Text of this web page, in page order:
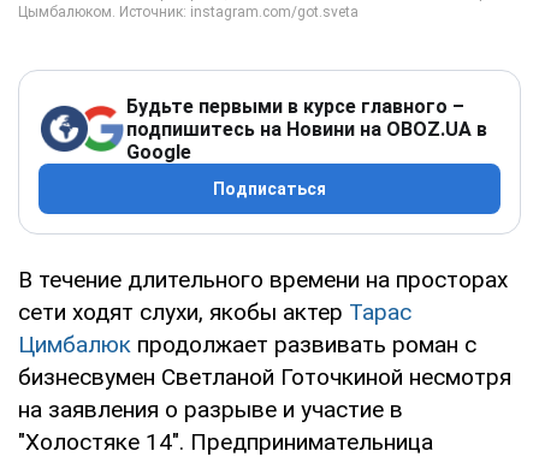
Будьте первыми в курсе главного –
подпишитесь на Новини на OBOZ.UA в
Google
Подписаться
В течение длительного времени на просторах
сети ходят слухи, якобы актер Тарас
Цимбалюк продолжает развивать роман с
бизнесвумен Светланой Готочкиной несмотря
на заявления о разрыве и участие в
"Холостяке 14". Предпринимательница